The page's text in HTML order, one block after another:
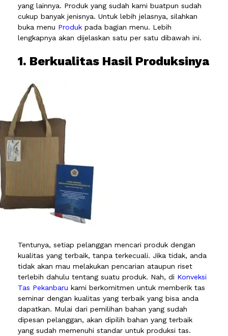
yang lainnya. Produk yang sudah kami buatpun sudah
cukup banyak jenisnya. Untuk lebih jelasnya, silahkan
buka menu Produk pada bagian menu. Lebih
lengkapnya akan dijelaskan satu per satu dibawah ini.
1. Berkualitas Hasil Produksinya
Tentunya, setiap pelanggan mencari produk dengan
kualitas yang terbaik, tanpa terkecuali. Jika tidak, anda
tidak akan mau melakukan pencarian ataupun riset
terlebih dahulu tentang suatu produk. Nah, di Konveksi
Tas Pekanbaru kami berkomitmen untuk memberik tas
seminar dengan kualitas yang terbaik yang bisa anda
dapatkan. Mulai dari pemilihan bahan yang sudah
dipesan pelanggan, akan dipilih bahan yang terbaik
yang sudah memenuhi standar untuk produksi tas.